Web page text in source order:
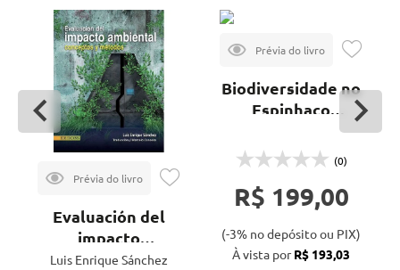
Evaluación del
impacto
ambiental:
Luis Enrique Sánchez
Biodiversidade no
Espinhaço
biomas e áreas
protegidas
(0)
R$ 199,00
(-3% no depósito ou PIX)
À vista porR$ 193,03